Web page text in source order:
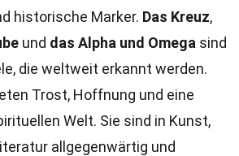
historische Marker. Das Kreuz,
und das Alpha und Omega sind
die weltweit erkannt werden.
Trost, Hoffnung und eine
Welt. Sie sind in Kunst,
allgegenwärtig und